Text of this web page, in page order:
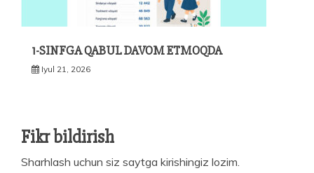
1-SINFGA QABUL DAVOM ETMOQDA
Iyul 21, 2026
Fikr bildirish
Sharhlash uchun siz saytga kirishingiz lozim.